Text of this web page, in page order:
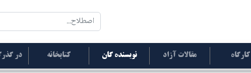
کارگاه مقالات آزاد نویسنده گان کتابخانه در